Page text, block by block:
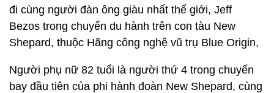
đi cùng người đàn ông giàu nhất thế giới, Jeff
Bezos trong chuyến du hành trên con tàu New
Shepard, thuộc Hãng công nghệ vũ trụ Blue Origin,
Người phụ nữ 82 tuổi là người thứ 4 trong chuyến
bay đầu tiên của phi hành đoàn New Shepard, cùng